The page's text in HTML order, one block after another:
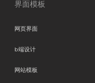
界面模板
网页界面
b端设计
网站模板